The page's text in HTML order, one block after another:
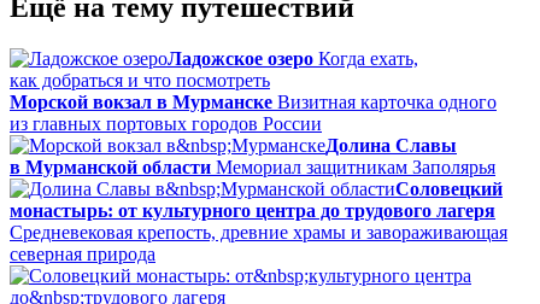
Ещё на тему путешествий
Ладожское озеро Когда ехать,
как добраться и что посмотреть
Морской вокзал в Мурманске Визитная карточка одного
из главных портовых городов России
Долина Славы
в Мурманской области Мемориал защитникам Заполярья
Соловецкий
монастырь: от культурного центра до трудового лагеря
Средневековая крепость, древние храмы и завораживающая
северная природа